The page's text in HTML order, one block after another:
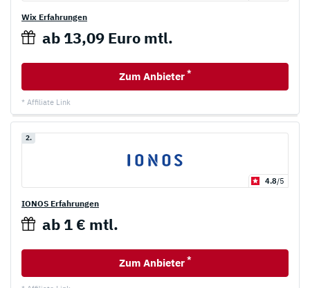
Wix Erfahrungen
ab 13,09 Euro mtl.
Zum Anbieter *
* Affiliate Link
2.
4.8/5
IONOS Erfahrungen
ab 1 € mtl.
Zum Anbieter *